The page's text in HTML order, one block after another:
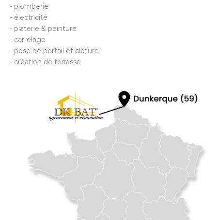
- plomberie
- électricité
- platerie & peinture
- carrelage
- pose de portail et clôture
- création de terrasse